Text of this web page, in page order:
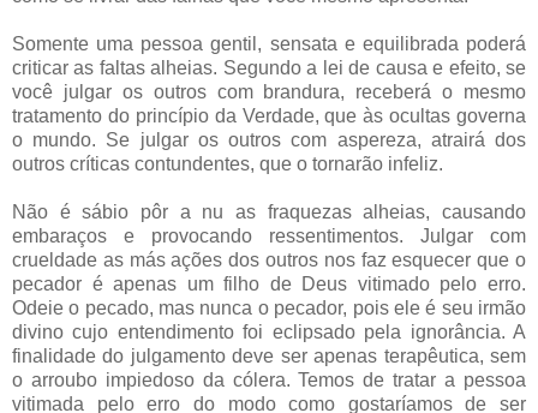
Somente uma pessoa gentil, sensata e equilibrada poderá
criticar as faltas alheias. Segundo a lei de causa e efeito, se
você julgar os outros com brandura, receberá o mesmo
tratamento do princípio da Verdade, que às ocultas governa
o mundo. Se julgar os outros com aspereza, atrairá dos
outros críticas contundentes, que o tornarão infeliz.
Não é sábio pôr a nu as fraquezas alheias, causando
embaraços e provocando ressentimentos. Julgar com
crueldade as más ações dos outros nos faz esquecer que o
pecador é apenas um filho de Deus vitimado pelo erro.
Odeie o pecado, mas nunca o pecador, pois ele é seu irmão
divino cujo entendimento foi eclipsado pela ignorância. A
finalidade do julgamento deve ser apenas terapêutica, sem
o arroubo impiedoso da cólera. Temos de tratar a pessoa
vitimada pelo erro do modo como gostaríamos de ser